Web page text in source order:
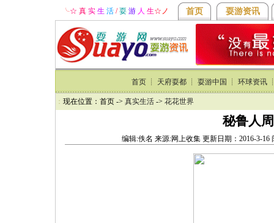
╰☆ 真 实 生 活 /耍 游人 生☆ ノ 首页 耍游资讯
首页 ┊ 天府耍都 ┊ 耍游中国 ┊ 环球资讯
： 现在位置：首页 -> 真实生活 -> 花花世界
秘鲁人
编辑:佚名 来源:网上收集 更新日期：2016-3-16